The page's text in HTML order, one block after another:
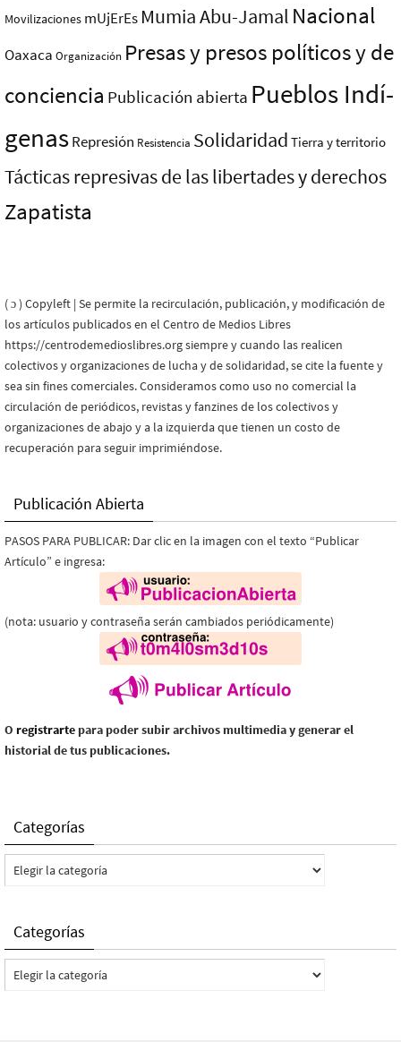
Movilizaciones mUjErEs Mumia Abu-Jamal Nacional
Oaxaca Organización Presas y presos polí­ticos y de
conciencia Publicación abierta Pueblos Indí­
genasRepresión Resistencia Solidaridad Tierra y territorio
Tácticas represivas de las libertades y derechos
Zapatista
( ɔ ) Copyleft | Se permite la recirculación, publicación, y modificación de
los artículos publicados en el Centro de Medios Libres
https://centrodemedioslibres.org siempre y cuando las realicen
colectivos y organizaciones de lucha y de solidaridad, se cite la fuente y
sea sin fines comerciales. Consideramos como uso no comercial la
circulación de periódicos, revistas y fanzines de los colectivos y
organizaciones de abajo y a la izquierda que tienen un costo de
recuperación para seguir imprimiéndose.
Publicación Abierta
PASOS PARA PUBLICAR: Dar clic en la imagen con el texto “Publicar
Artículo” e ingresa:
(nota: usuario y contraseña serán cambiados periódicamente)
O registrarte para poder subir archivos multimedia y generar el
historial de tus publicaciones.
Categorías
Categorías
Categorías
Categorías